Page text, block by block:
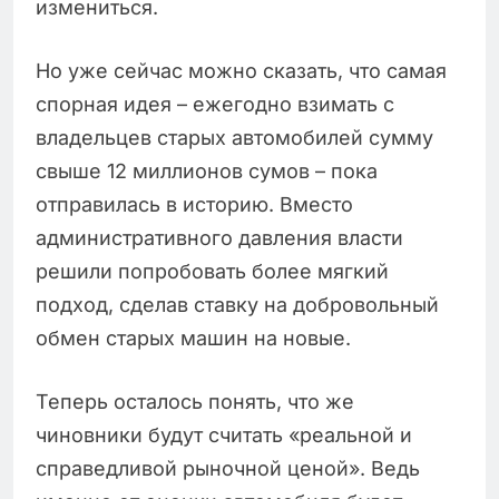
измениться.
Но уже сейчас можно сказать, что самая
спорная идея – ежегодно взимать с
владельцев старых автомобилей сумму
свыше 12 миллионов сумов – пока
отправилась в историю. Вместо
административного давления власти
решили попробовать более мягкий
подход, сделав ставку на добровольный
обмен старых машин на новые.
Теперь осталось понять, что же
чиновники будут считать «реальной и
справедливой рыночной ценой». Ведь